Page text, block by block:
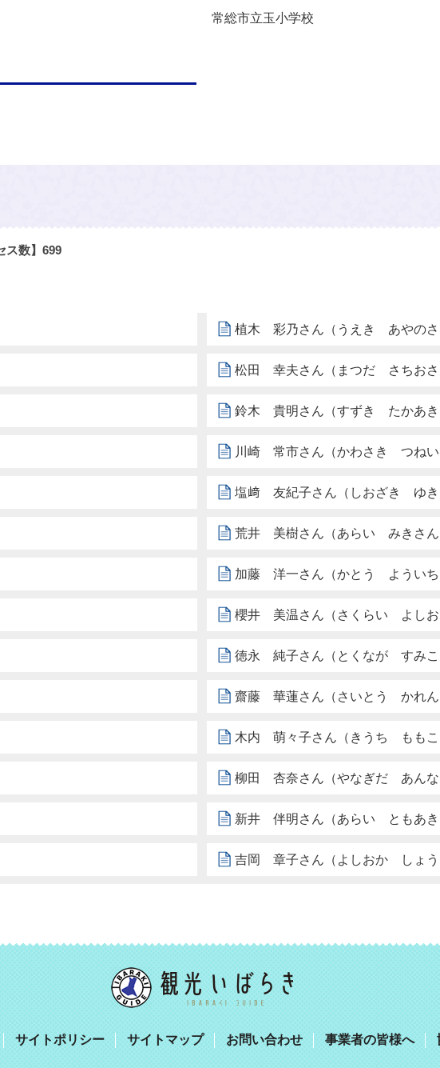
常総市立玉小学校
ス数】 699
植木 彩乃さん（うえき あやのさ
松田 幸夫さん（まつだ さちおさ
鈴木 貴明さん（すずき たかあき
川崎 常市さん（かわさき つねい
塩﨑 友紀子さん（しおざき ゆき
荒井 美樹さん（あらい みきさん
加藤 洋一さん（かとう よういち
櫻井 美温さん（さくらい よしお
徳永 純子さん（とくなが すみこ
齋藤 華蓮さん（さいとう かれん
木内 萌々子さん（きうち ももこ
柳田 杏奈さん（やなぎだ あんな
新井 伴明さん（あらい ともあき
吉岡 章子さん（よしおか しょう
サイトポリシー サイトマップ お問い合わせ 事業者の皆様へ